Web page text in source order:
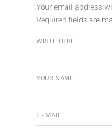
Your email address
Required fields are